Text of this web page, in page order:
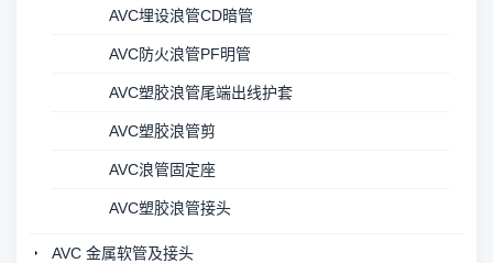
AVC埋设浪管CD暗管
AVC防火浪管PF明管
AVC塑胶浪管尾端出线护套
AVC塑胶浪管剪
AVC浪管固定座
AVC塑胶浪管接头
AVC 金属软管及接头